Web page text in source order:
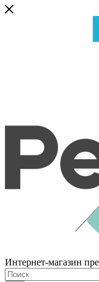
Интернет-магазин